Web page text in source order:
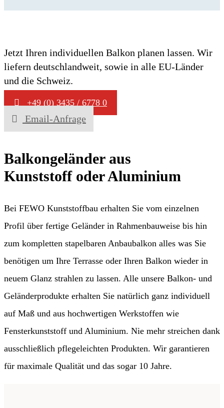
Jetzt Ihren individuellen Balkon planen lassen. Wir
liefern deutschlandweit, sowie in alle EU-Länder
und die Schweiz.
+49 (0) 3435 / 6778 0
Email-Anfrage
Balkongeländer aus
Kunststoff oder Aluminium
Bei FEWO Kunststoffbau erhalten Sie vom einzelnen
Profil über fertige Geländer in Rahmenbauweise bis hin
zum kompletten stapelbaren Anbaubalkon alles was Sie
benötigen um Ihre Terrasse oder Ihren Balkon wieder in
neuem Glanz strahlen zu lassen. Alle unsere Balkon- und
Geländerprodukte erhalten Sie natürlich ganz individuell
auf Maß und aus hochwertigen Werkstoffen wie
Fensterkunststoff und Aluminium. Nie mehr streichen dank
ausschließlich pflegeleichten Produkten. Wir garantieren
für maximale Qualität und das sogar 10 Jahre.